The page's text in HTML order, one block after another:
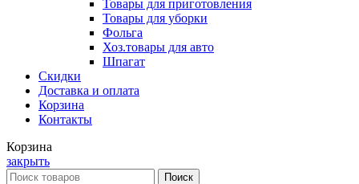
Товары для приготовления
Товары для уборки
Фольга
Хоз.товары для авто
Шпагат
Скидки
Доставка и оплата
Корзина
Контакты
Корзина
закрыть
Поиск